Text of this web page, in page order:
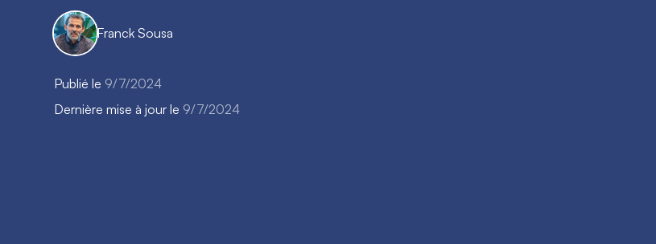
Franck Sousa
Publié le 9/7/2024
Dernière mise à jour le 9/7/2024